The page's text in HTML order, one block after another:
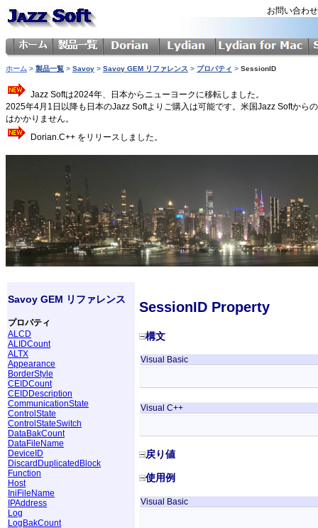
お問い合わ
ホーム > 製品一覧 > Savoy > Savoy GEM リファレンス > プロパティ > SessionID
Jazz Softは2024年、日本からニューヨークに移転しました。
2025年4月1日以降も日本のJazz Softよりご購入は可能です。米国Jazz Softから
はかかりません。
Dorian.C++ をリリースしました。
Savoy GEM リファレンス
プロパティ
ALCD
ALIDCount
ALTX
Appearance
BorderStyle
CEIDCount
CEIDDescription
CommunicationState
ControlState
ControlStateSwitch
DataBakCount
DataFileName
DeviceID
DiscardDuplicatedBlock
Function
Host
IniFileName
IPAddress
Log
LogBakCount
SessionID Property
構文
Visual Basic
Visual C++
戻り値
使用例
Visual Basic